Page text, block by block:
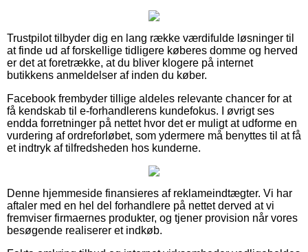
Trustpilot tilbyder dig en lang række værdifulde løsninger til
at finde ud af forskellige tidligere køberes domme og herved
er det at foretrække, at du bliver klogere på internet
butikkens anmeldelser af inden du køber.
Facebook frembyder tillige aldeles relevante chancer for at
få kendskab til e-forhandlerens kundefokus. I øvrigt ses
endda forretninger på nettet hvor det er muligt at udforme en
vurdering af ordreforløbet, som ydermere må benyttes til at få
et indtryk af tilfredsheden hos kunderne.
Denne hjemmeside finansieres af reklameindtægter. Vi har
aftaler med en hel del forhandlere på nettet derved at vi
fremviser firmaernes produkter, og tjener provision når vores
besøgende realiserer et indkøb.